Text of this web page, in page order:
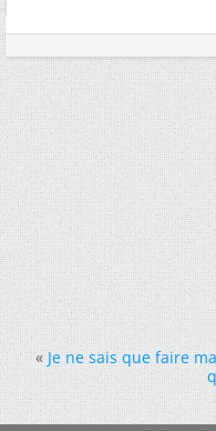
« Je ne sais que faire